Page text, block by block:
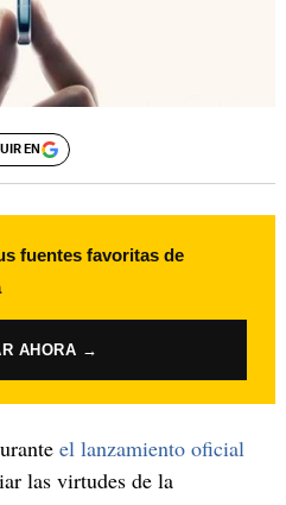
EN
fuentes favoritas de
AHORA →
el lanzamiento oficial
las virtudes de la